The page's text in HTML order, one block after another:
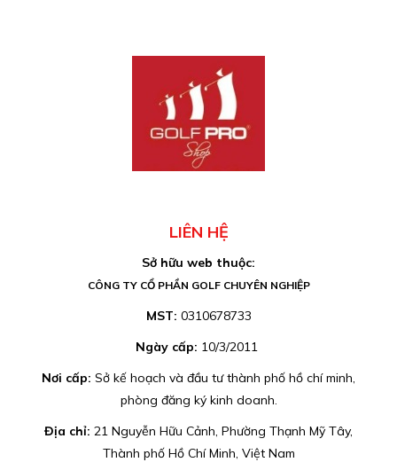
LIÊN HỆ
Sở hữu web thuộc:
CÔNG TY CỔ PHẦN GOLF CHUYÊN NGHIỆP
MST: 0310678733
Ngày cấp: 10/3/2011
Nơi cấp: Sở kế hoạch và đầu tư thành phố hồ chí minh,
phòng đăng ký kinh doanh.
Địa chỉ: 21 Nguyễn Hữu Cảnh, Phường Thạnh Mỹ Tây,
Thành phố Hồ Chí Minh, Việt Nam